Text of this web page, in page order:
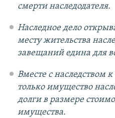
смерти наследодателя.
Наследное дело
месту жительства
завещаний едина для
Вместе с наследством
только имущество
долги в размере
имущества.